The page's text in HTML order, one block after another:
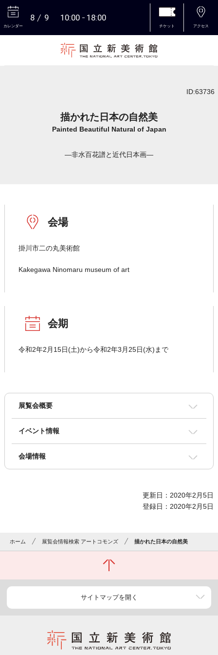
カレンダー
8 9 10:00 18:00
チケット アクセス
ID:63736
描かれた日本の自然美
Painted Beautiful Natural of Japan
―非水百花譜と近代日本画―
会場
掛川市二の丸美術館
Kakegawa Ninomaru museum of art
会期
令和2年2月15日(土)から令和2年3月25日(水)まで
展覧会概要
イベント情報
会場情報
更新日：2020年2月5日
登録日：2020年2月5日
ホーム 展覧会情報検索 アートコモンズ 描かれた日本の自然美
サイトマップを開く